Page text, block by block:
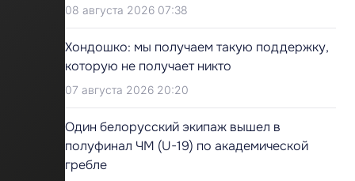
08 августа 2026 07:38
Хондошко: мы получаем такую поддержку,
которую не получает никто
07 августа 2026 20:20
Один белорусский экипаж вышел в
полуфинал ЧМ (U-19) по академической
гребле